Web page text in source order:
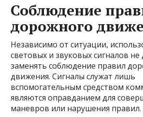
Соблюдение
дорожного
Независимо от ситуации,
световых и звуковых сигналов
заменять соблюдение правил
движения. Сигналы служат лишь
вспомогательным средством
являются оправданием для
маневров или нарушения правил.